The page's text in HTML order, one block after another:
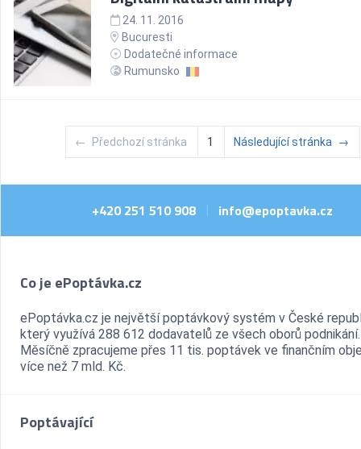
24. 11. 2016
Bucuresti
Dodatečné informace
Rumunsko
← Předchozí stránka 1 Následující stránka →
+420 251 510 908 | info@epoptavka.cz
Co je ePoptávka.cz
ePoptávka.cz je největší poptávkový systém v České
který využívá 288 612 dodavatelů ze všech oborů podnikání.
Měsíčně zpracujeme přes 11 tis. poptávek ve finančním
více než 7 mld. Kč.
Poptávající